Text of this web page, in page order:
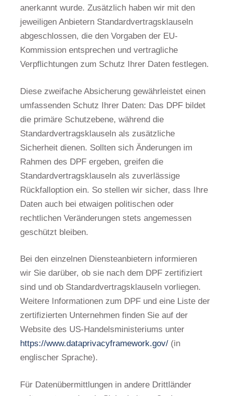
anerkannt wurde. Zusätzlich haben wir mit den
jeweiligen Anbietern Standardvertragsklauseln
abgeschlossen, die den Vorgaben der EU-
Kommission entsprechen und vertragliche
Verpflichtungen zum Schutz Ihrer Daten festlegen.
Diese zweifache Absicherung gewährleistet einen
umfassenden Schutz Ihrer Daten: Das DPF bildet
die primäre Schutzebene, während die
Standardvertragsklauseln als zusätzliche
Sicherheit dienen. Sollten sich Änderungen im
Rahmen des DPF ergeben, greifen die
Standardvertragsklauseln als zuverlässige
Rückfalloption ein. So stellen wir sicher, dass Ihre
Daten auch bei etwaigen politischen oder
rechtlichen Veränderungen stets angemessen
geschützt bleiben.
Bei den einzelnen Diensteanbietern informieren
wir Sie darüber, ob sie nach dem DPF zertifiziert
sind und ob Standardvertragsklauseln vorliegen.
Weitere Informationen zum DPF und eine Liste der
zertifizierten Unternehmen finden Sie auf der
Website des US-Handelsministeriums unter
https://www.dataprivacyframework.gov/ (in
englischer Sprache).
Für Datenübermittlungen in andere Drittländer